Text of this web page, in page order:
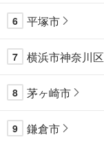
6 平塚市
7 横浜市神奈川区
8 茅ヶ崎市
9 鎌倉市